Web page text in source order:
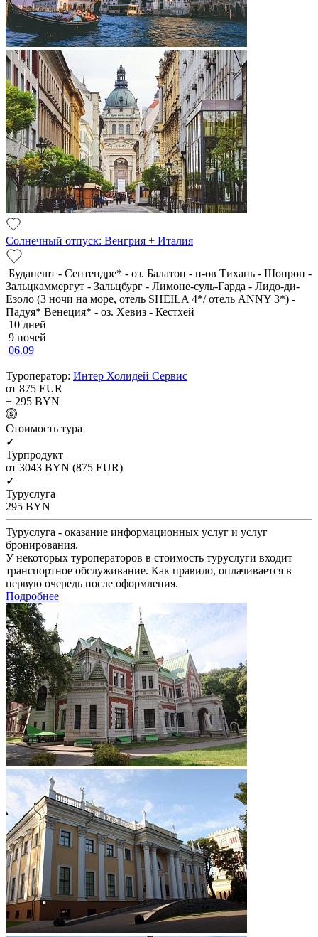
Солнечный отпуск: Венгрия + Италия
Будапешт - Сентендре* - оз. Балатон - п-ов Тихань - Шопрон -
Зальцкаммергут - Зальцбург - Лимоне-суль-Гарда - Лидо-ди-
Езоло (3 ночи на море, отель SHEILA 4*/ отель ANNY 3*) -
Падуя* Венеция* - оз. Хевиз - Кестхей
10 дней
9 ночей
06.09
Туроператор: Интер Холидей Сервис
от 875 EUR
+ 295 BYN
Cтоимость тура
✓
Турпродукт
от 3043 BYN (875 EUR)
✓
Туруслуга
295 BYN
Туруслуга - оказание информационных услуг и услуг
бронирования.
У некоторых туроператоров в стоимость туруслуги входит
транспортное обслуживание. Как правило, оплачивается в
первую очередь после оформления.
Подробнее